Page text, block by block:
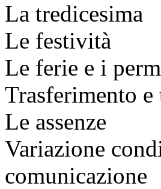
La tredicesima
Le festività
Le ferie e i
Trasferimento e
Le assenze
Variazione
comunicazione